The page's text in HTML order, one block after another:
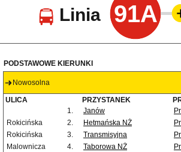
Linia 91A
PODSTAWOWE KIERUNKI
Nowosolna
ULICA PRZYSTANEK
1.
Janów
Rokicińska
2. Hetmańska NŻ
Rokicińska
3. Transmisyjna
Malownicza
4. Taborowa NŻ